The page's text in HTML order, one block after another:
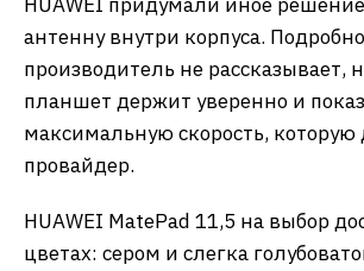
антенну внутри корпуса.
производитель не рассказывает,
планшет держит уверенно и
максимальную скорость, которую
провайдер.
HUAWEI MatePad 11,5 на выбор
цветах: сером и слегка